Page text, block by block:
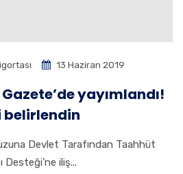
13 Haziran 2019
yayımlandı!
belirlendin
Devlet Tarafından Taahhüt
Desteği’ne iliş...